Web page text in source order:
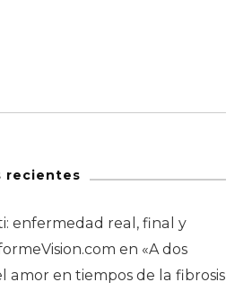
recientes
enfermedad real, final y
en «A dos
amor en tiempos de la fibrosis